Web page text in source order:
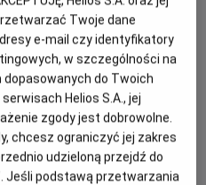
Filipa Golarza
/ Familijny
Minimalny
Od 7
(2025)
Twoje dane
e-mail czy identyfikatory
w szczególności na
do Twoich
Helios S.A., jej
zgody jest dobrowolne.
chcesz ograniczyć jej zakres
udzieloną przejdź do
Jeśli podstawą przetwarzania